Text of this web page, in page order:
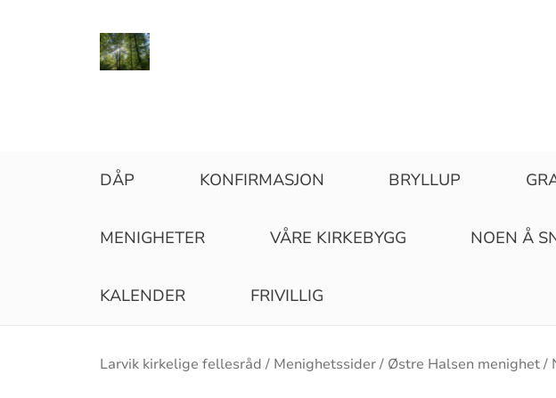
DÅP KONFIRMASJON BRYLLUP
MENIGHETER VÅRE KIRKEBYGG NOEN Å
KALENDER FRIVILLIG
Brødsmulesti
Larvik kirkelige fellesråd Menighetssider Østre Halsen menighet